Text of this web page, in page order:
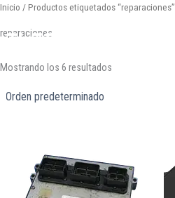
Ir
contenido
Inicio / Productos etiquetados “reparaciones”
reparaciones
Mostrando los 6 resultados